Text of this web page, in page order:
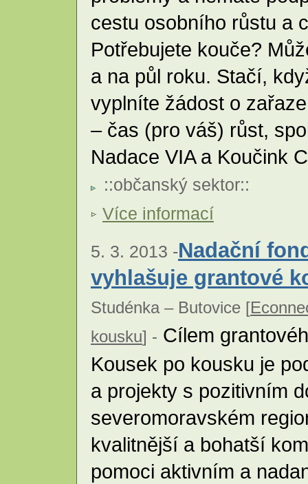
cestu osobního růstu a
Potřebujete kouče?
a na půl roku. Stačí,
vyplníte žádost o
– čas (pro váš) růst,
Nadace VIA a Koučink
::občanský sektor::
Více informací
5. 3. 2013 -Nadační
vyhlašuje grantové
Studénka – Butovice [
kousku] - Cílem
Kousek po kousku je
a projekty s pozitivním
severomoravském
kvalitnější a bohatší
pomoci aktivním a